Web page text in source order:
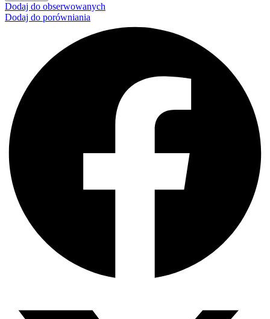
Dodaj do obserwowanych
Dodaj do porówniania